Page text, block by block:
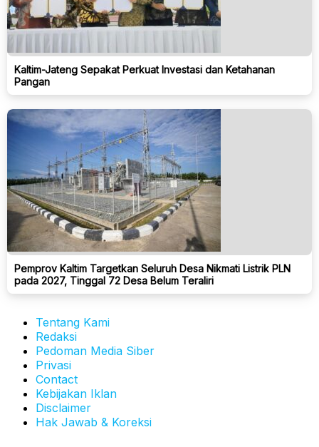
Kaltim-Jateng Sepakat Perkuat Investasi dan Ketahanan
Pangan
Pemprov Kaltim Targetkan Seluruh Desa Nikmati Listrik PLN
pada 2027, Tinggal 72 Desa Belum Teraliri
Tentang Kami
Redaksi
Pedoman Media Siber
Privasi
Contact
Kebijakan Iklan
Disclaimer
Hak Jawab & Koreksi